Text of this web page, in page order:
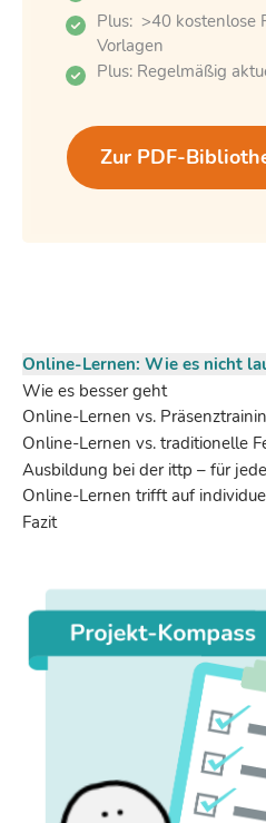
Online-Lernen: Wie es nicht
Wie es besser geht
Online-Lernen vs.
Online-Lernen vs. traditionelle
Ausbildung bei der ittp – für
Online-Lernen trifft auf
Fazit
Plus: >40 kostenlose
Vorlagen
Plus: Regelmäßig
Zur PDF-